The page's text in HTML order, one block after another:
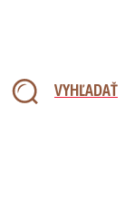
VYHĽADAŤ